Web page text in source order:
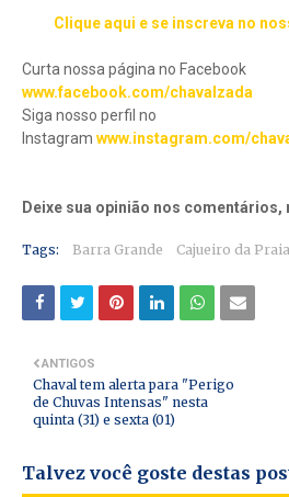
Clique aqui e se inscreva no
Curta nossa página no Facebook
www.facebook.com/chavalzada
Siga nosso perfil no
Instagram www.instagram.com/
Deixe sua opinião nos
Tags: Barra Grande Cajueiro da Praia
ANTIGOS
Chaval tem alerta para "Perigo
de Chuvas Intensas" nesta
quinta (31) e sexta (01)
Talvez você goste destas